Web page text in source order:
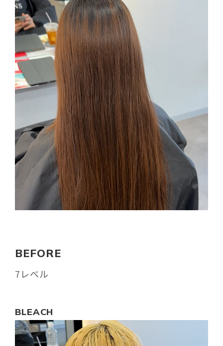
BEFORE
7レベル
BLEACH